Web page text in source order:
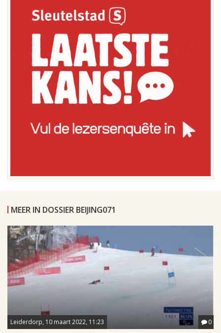
MEER IN DOSSIER BEIJING071
Leiderdorp, 10 maart 2022, 11:23 0